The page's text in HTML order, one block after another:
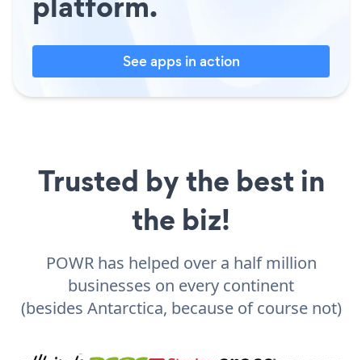
See apps in action
Trusted by the best in
the biz!
POWR has helped over a half million
businesses on every continent
(besides Antarctica, because of course not)